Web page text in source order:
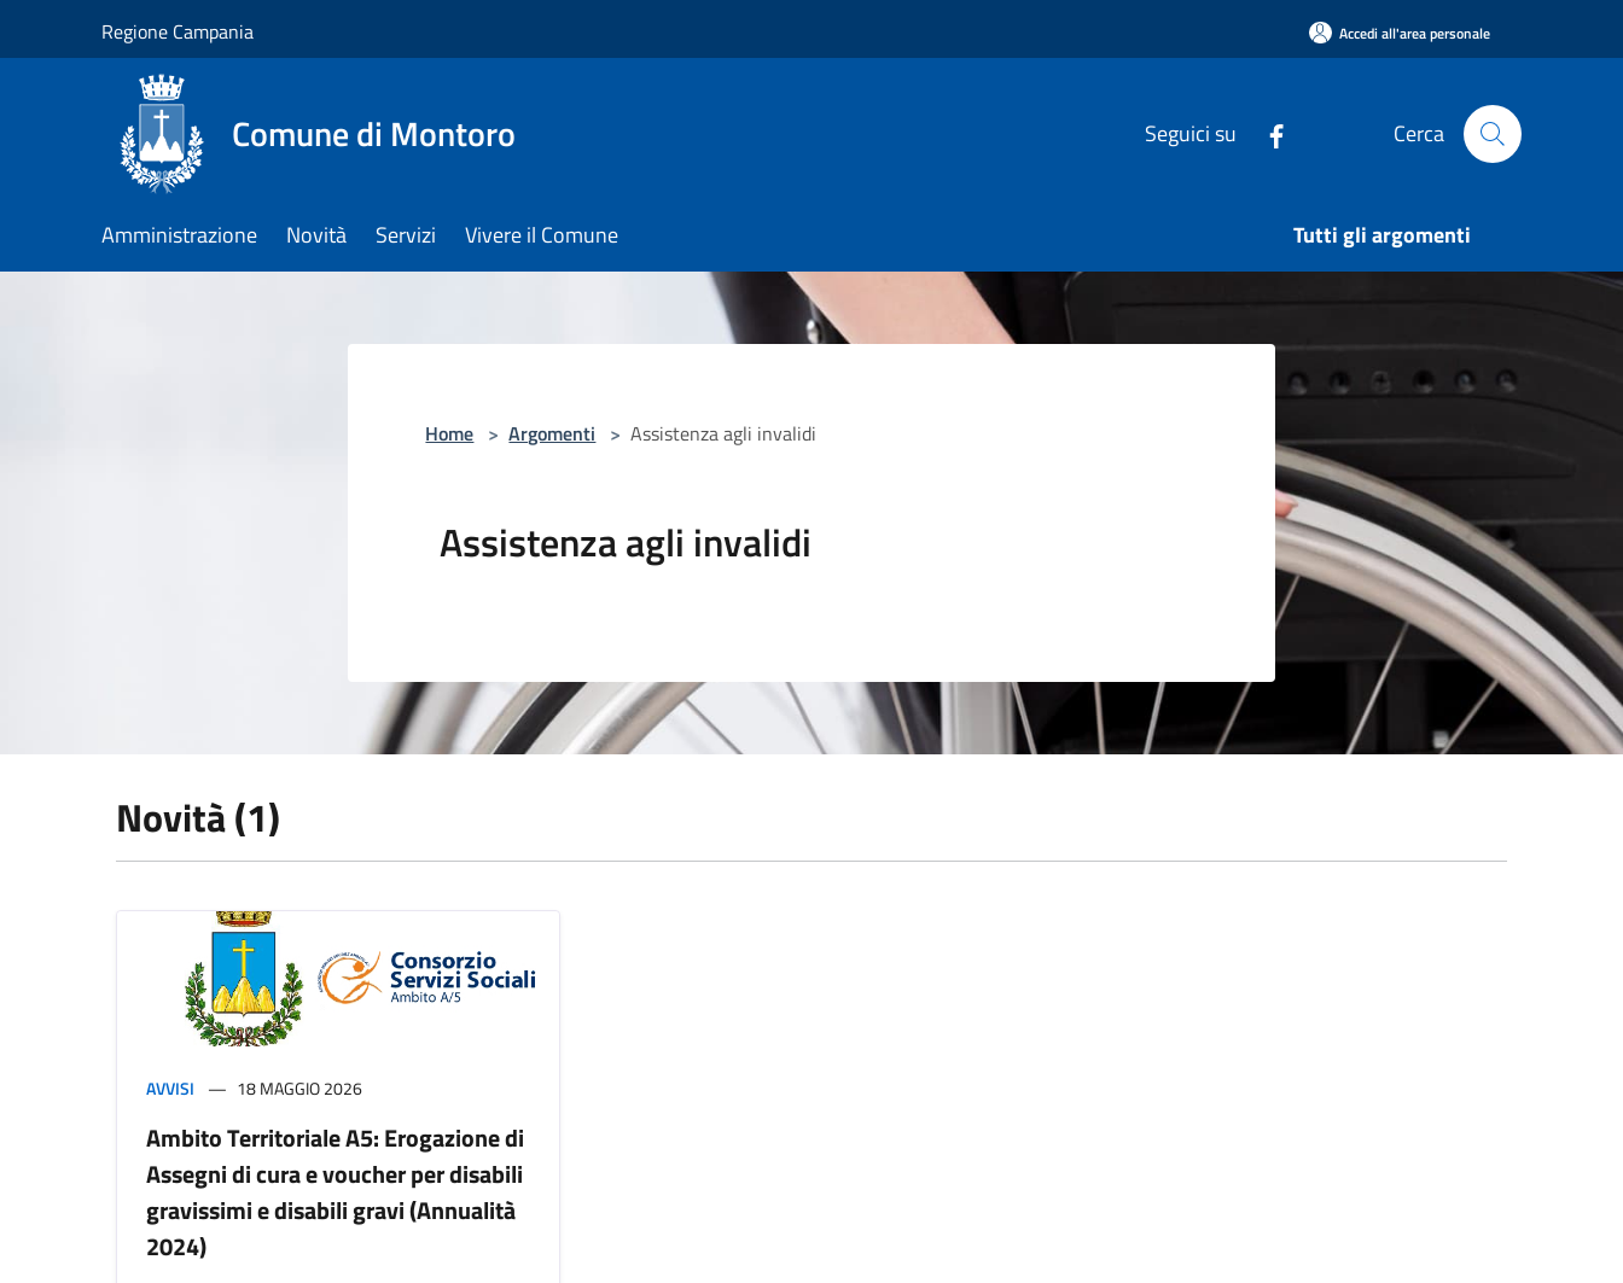
Regione Campania Accedi all'area personale
Comune di Montoro Seguici su Cerca
Amministrazione Novità Servizi Vivere il Comune Tutti gli argomenti
Home > Argomenti > Assistenza agli invalidi
Assistenza agli invalidi
Novità (1)
AVVISI 18 MAGGIO 2026
Ambito Territoriale A5: Erogazione di
Assegni di cura e voucher per disabili
gravissimi e disabili gravi (Annualità
2024)